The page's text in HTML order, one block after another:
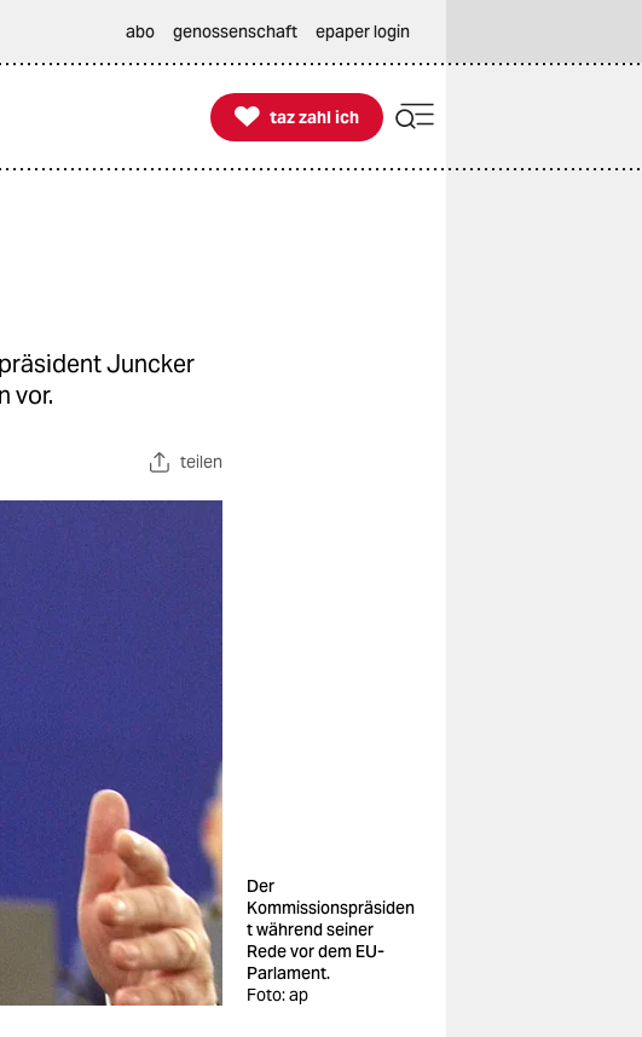
abo genossenschaft epaper login

taz zahl ich
taz zahl ich
Juncker
vor.
teilen
Der
Kommissionspräsiden
t während seiner
Rede vor dem EU-
Parlament.
Foto: ap